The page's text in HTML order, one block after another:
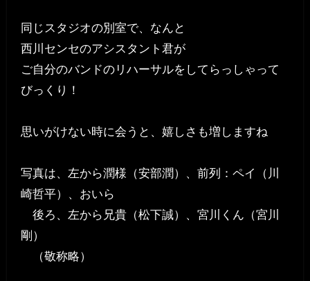
同じスタジオの別室で、なんと
西川センセのアシスタント君が
ご自分のバンドのリハーサルをしてらっしゃって
びっくり！
思いがけない時に会うと、嬉しさも増しますね
写真は、左から潤様（安部潤）、前列：ペイ（川
崎哲平）、おいら
後ろ、左から兄貴（松下誠）、宮川くん（宮川
剛）
（敬称略）